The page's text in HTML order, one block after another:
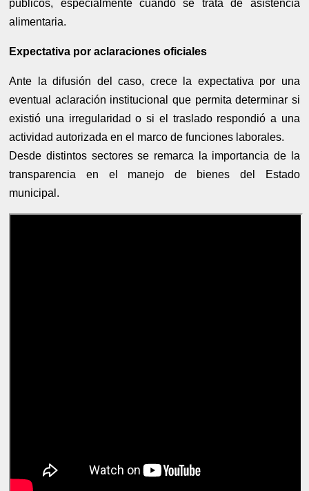
públicos, especialmente cuando se trata de asistencia
alimentaria.
Expectativa por aclaraciones oficiales
Ante la difusión del caso, crece la expectativa por una
eventual aclaración institucional que permita determinar si
existió una irregularidad o si el traslado respondió a una
actividad autorizada en el marco de funciones laborales.
Desde distintos sectores se remarca la importancia de la
transparencia en el manejo de bienes del Estado
municipal.